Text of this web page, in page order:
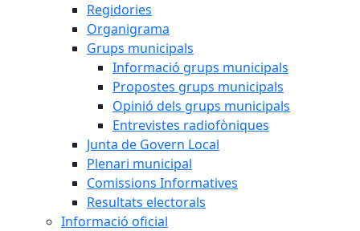
Regidories
Organigrama
Grups municipals
Informació grups municipals
Propostes grups municipals
Opinió dels grups municipals
Entrevistes radiofòniques
Junta de Govern Local
Plenari municipal
Comissions Informatives
Resultats electorals
Informació oficial